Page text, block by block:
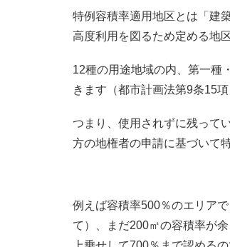
特例容積率適用地区とは「建
高度利用を図るため定める地
12種の用途地域の内、第一種
きます（都市計画法第9条15項
つまり、使用されずに残って
方の地権者の申請に基づいて
例えば容積率500％のエリア
て）、まだ200㎡の容積率が